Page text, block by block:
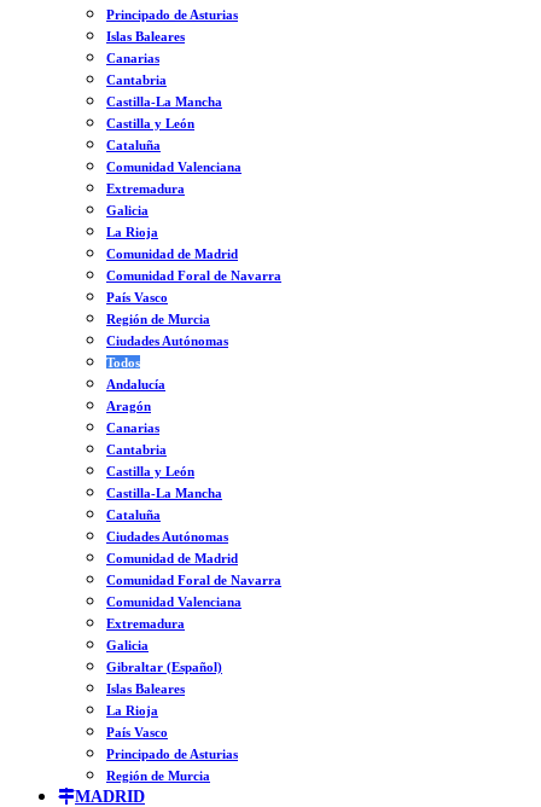
Principado de Asturias
Islas Baleares
Canarias
Cantabria
Castilla-La Mancha
Castilla y León
Cataluña
Comunidad Valenciana
Extremadura
Galicia
La Rioja
Comunidad de Madrid
Comunidad Foral de Navarra
País Vasco
Región de Murcia
Ciudades Autónomas
Todos
Andalucía
Aragón
Canarias
Cantabria
Castilla y León
Castilla-La Mancha
Cataluña
Ciudades Autónomas
Comunidad de Madrid
Comunidad Foral de Navarra
Comunidad Valenciana
Extremadura
Galicia
Gibraltar (Español)
Islas Baleares
La Rioja
País Vasco
Principado de Asturias
Región de Murcia
MADRID